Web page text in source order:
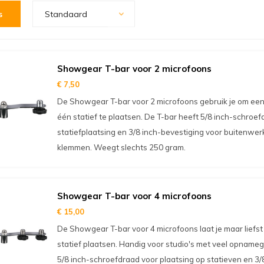
Standaard
Showgear T-bar voor 2 microfoons
€ 7,50
De Showgear T-bar voor 2 microfoons gebruik je om
één statief te plaatsen. De T-bar heeft 5/8 inch-
statiefplaatsing en 3/8 inch-bevestiging voor
klemmen. Weegt slechts 250 gram.
Showgear T-bar voor 4 microfoons
€ 15,00
De Showgear T-bar voor 4 microfoons laat je maar
statief plaatsen. Handig voor studio's met veel
5/8 inch-schroefdraad voor plaatsing op statieven en